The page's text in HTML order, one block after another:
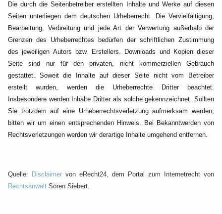
Die durch die Seitenbetreiber erstellten Inhalte und Werke auf diesen
Seiten unterliegen dem deutschen Urheberrecht. Die Vervielfältigung,
Bearbeitung, Verbreitung und jede Art der Verwertung außerhalb der
Grenzen des Urheberrechtes bedürfen der schriftlichen Zustimmung
des jeweiligen Autors bzw. Erstellers. Downloads und Kopien dieser
Seite sind nur für den privaten, nicht kommerziellen Gebrauch
gestattet. Soweit die Inhalte auf dieser Seite nicht vom Betreiber
erstellt wurden, werden die Urheberrechte Dritter beachtet.
Insbesondere werden Inhalte Dritter als solche gekennzeichnet. Sollten
Sie trotzdem auf eine Urheberrechtsverletzung aufmerksam werden,
bitten wir um einen entsprechenden Hinweis. Bei Bekanntwerden von
Rechtsverletzungen werden wir derartige Inhalte umgehend entfernen.
Quelle: Disclaimer von eRecht24, dem Portal zum Internetrecht von
Rechtsanwalt Sören Siebert.